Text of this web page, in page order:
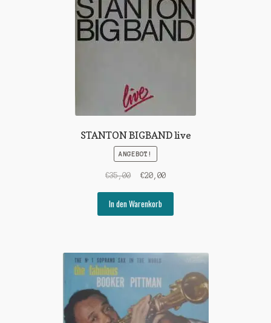
STANTON BIGBAND live
ANGEBOT!
€35,00
Ursprünglicher
war:
€35,00
€20,00Aktueller
€20,00.
In den Warenkorb